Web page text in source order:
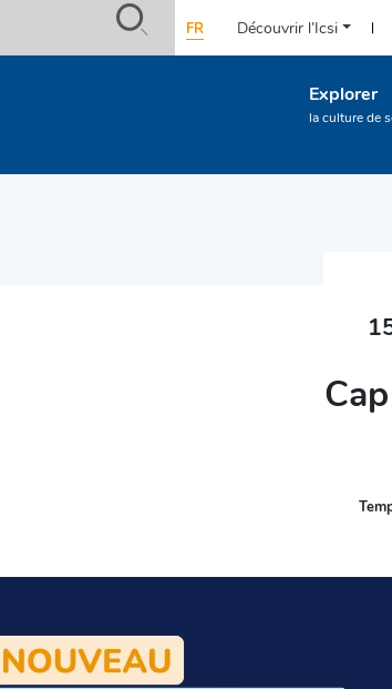
FR
Icsi-
Découvrir l’Icsi
Navigation
principale
Explorer
la culture de